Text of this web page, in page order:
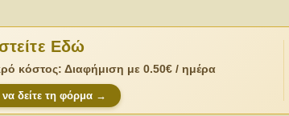
Εδώ
κόστος: Διαφήμιση με 0.50€ / ημέρα
δείτε τη φόρμα →